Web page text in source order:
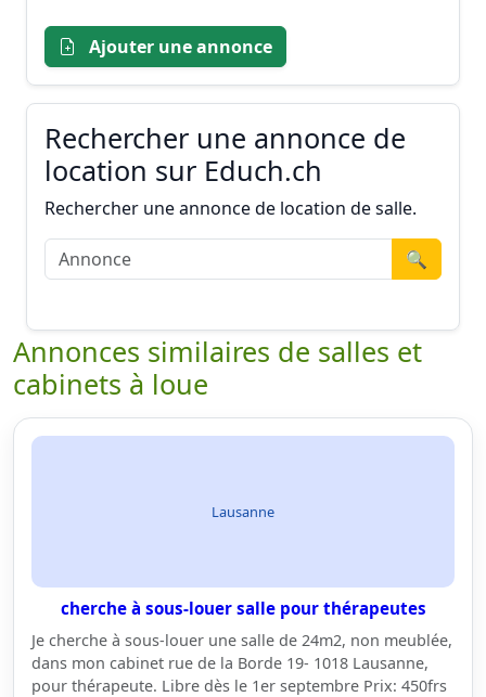
Ajouter une annonce
Rechercher une annonce de
location sur Educh.ch
Rechercher une annonce de location de salle.
🔍
Annonces similaires de salles et
cabinets à loue
Lausanne
cherche à sous-louer salle pour thérapeutes
Je cherche à sous-louer une salle de 24m2, non meublée,
dans mon cabinet rue de la Borde 19- 1018 Lausanne,
pour thérapeute. Libre dès le 1er septembre Prix: 450frs